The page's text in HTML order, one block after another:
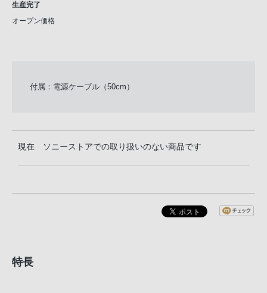
生産完了
オープン価格
付属：電源ケーブル（50cm）
現在 ソニーストアでの取り扱いのない商品です
特長